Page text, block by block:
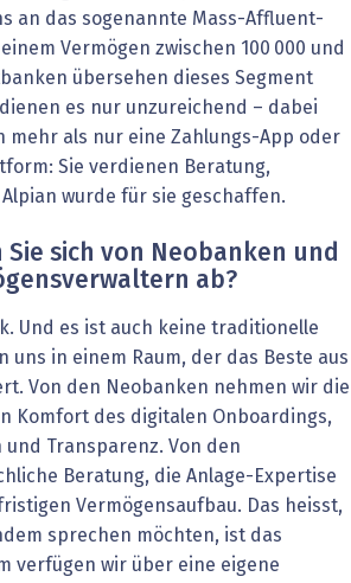
an das sogenannte Mass-Affluent-
Vermögen zwischen 100 000 und
übersehen dieses Segment
es nur unzureichend – dabei
mehr als nur eine Zahlungs-App oder
Sie verdienen Beratung,
wurde für sie geschaffen.
Sie sich von Neobanken und
ab?
Und es ist auch keine traditionelle
uns in einem Raum, der das Beste aus
Von den Neobanken nehmen wir die
Komfort des digitalen Onboardings,
Transparenz. Von den
Beratung, die Anlage-Expertise
Vermögensaufbau. Das heisst,
sprechen möchten, ist das
verfügen wir über eine eigene